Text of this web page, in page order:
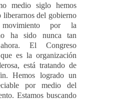
medio siglo hemos
liberarnos del gobierno
por la
ha sido nunca tan
El Congreso
es la organización
está tratando de
Hemos logrado un
por medio del
Estamos buscando